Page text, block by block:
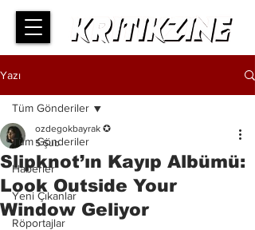
Yazı
Tüm Gönderiler
Haberler
Yeni Çıkanlar
Röportajlar
Tüm Gönderiler
Slipknot’ın Kayıp Albümü:
Look Outside Your
Window Geliyor
ozdegokbayrak ✪
5 Şub